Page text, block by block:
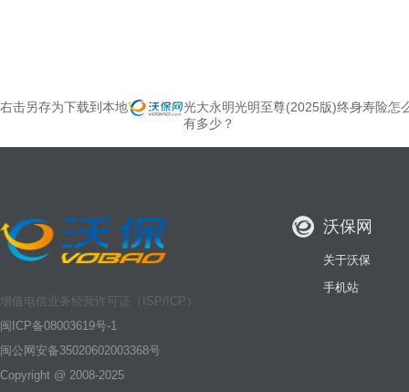
右击另存为下载到本地
光大永明光明至尊(2025版)终身寿险怎
有多少？
增值电信业务经营许可证（ISP/ICP）
闽ICP备08003619号-1
闽公网安备35020602003368号
Copyright @ 2008-2025
沃保网
关于沃保
手机站